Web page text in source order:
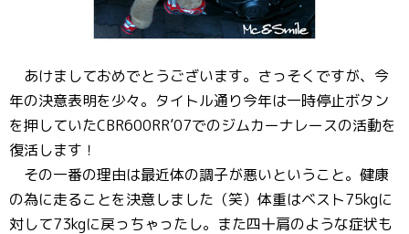
あけましておめでとうございます。さっそくですが、今
年の決意表明を少々。タイトル通り今年は一時停止ボタン
を押していたCBR600RR’07でのジムカーナレースの活動を
復活します！
その一番の理由は最近体の調子が悪いということ。健康
の為に走ることを決意しました（笑）体重はベスト75kgに
対して73kgに戻っちゃったし。また四十肩のような症状も